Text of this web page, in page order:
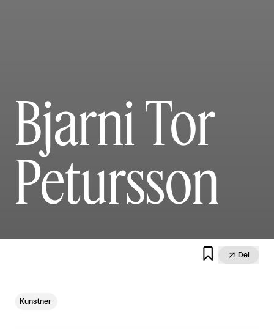
Bjarni Tor
Petursson
  Del
Kunstner